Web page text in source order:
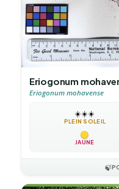
Eriogonum
Eriogonum mohavense
☀️☀️☀️
PLEIN SOLEIL
JAUNE
🍃